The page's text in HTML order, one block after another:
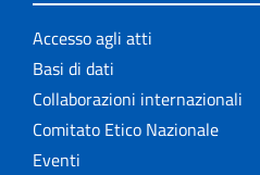
Accesso agli atti
Basi di dati
Collaborazioni internazionali
Comitato Etico Nazionale
Eventi